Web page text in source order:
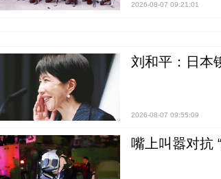
2026-08-07 09:21:01
刘和平：日本
2026-08-07 09:55:09
嘴上叫嚣对抗